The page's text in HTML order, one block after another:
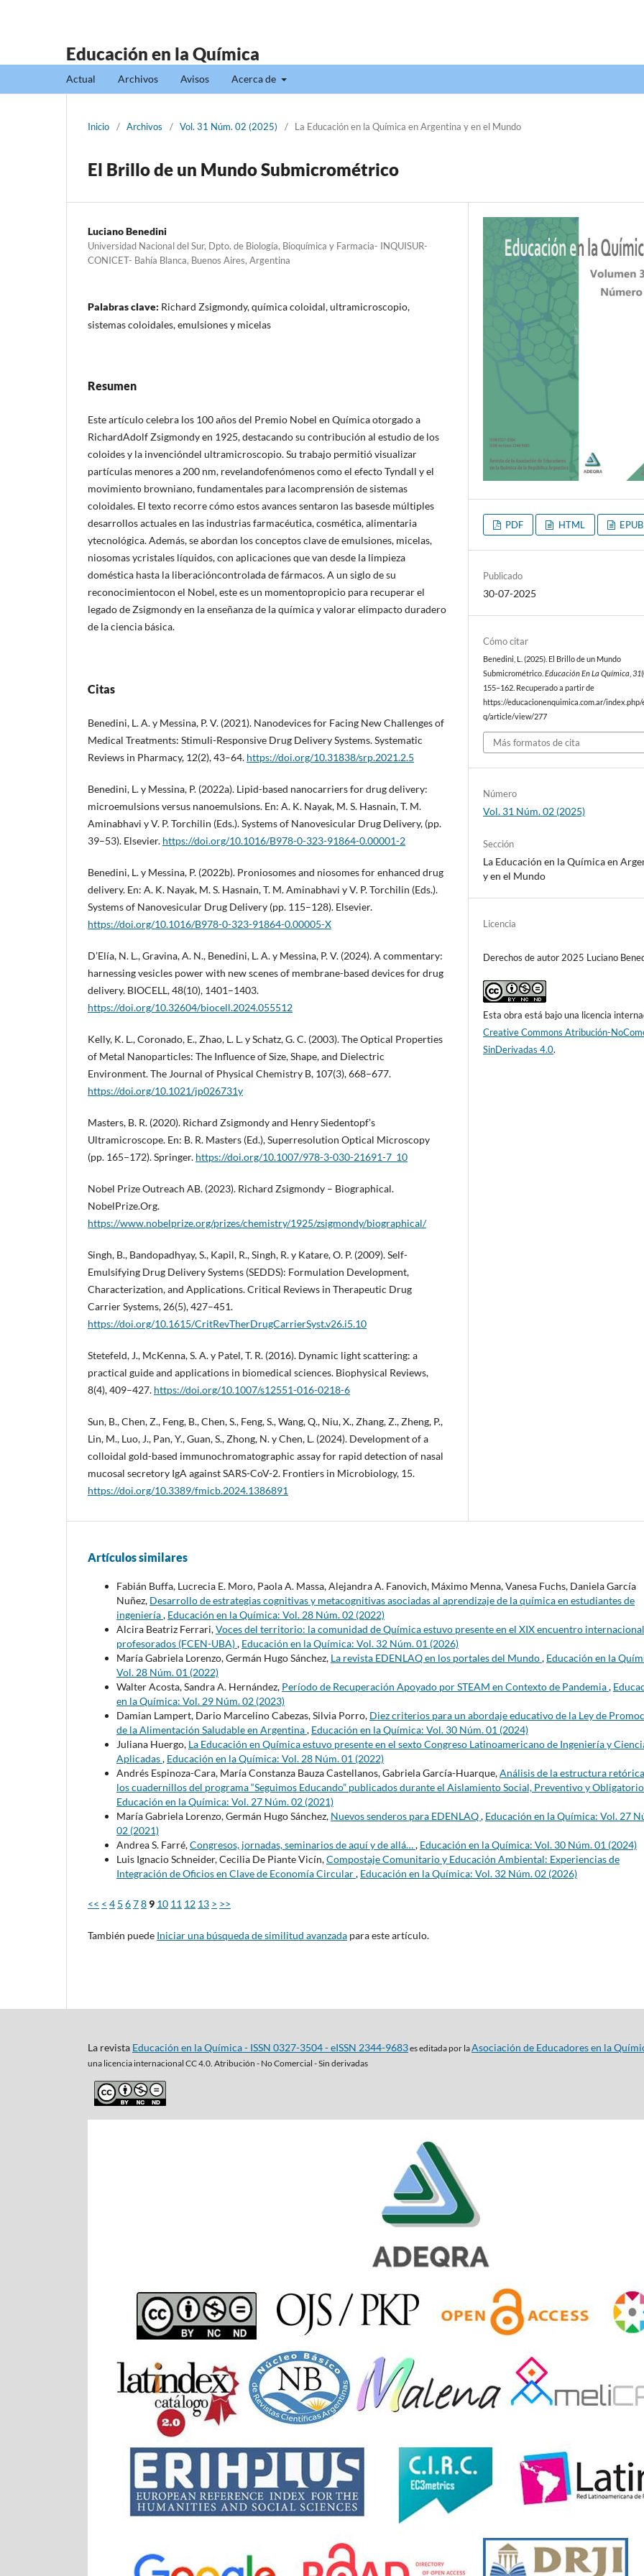
Educación en la Química
Actual Archivos Avisos Acerca de
Inicio / Archivos / Vol. 31 Núm. 02 (2025) / La Educación en la Química en Argentina y en el Mundo
El Brillo de un Mundo Submicrométrico
Luciano Benedini
Universidad Nacional del Sur, Dpto. de Biología, Bioquímica y Farmacia- INQUISUR-
CONICET- Bahía Blanca, Buenos Aires, Argentina
Palabras clave: Richard Zsigmondy, química coloidal, ultramicroscopio,
sistemas coloidales, emulsiones y micelas
Resumen
Este artículo celebra los 100 años del Premio Nobel en Química otorgado a
RichardAdolf Zsigmondy en 1925, destacando su contribución al estudio de los
coloides y la invencióndel ultramicroscopio. Su trabajo permitió visualizar
partículas menores a 200 nm, revelandofenómenos como el efecto Tyndall y el
movimiento browniano, fundamentales para lacomprensión de sistemas
coloidales. El texto recorre cómo estos avances sentaron las basesde múltiples
desarrollos actuales en las industrias farmacéutica, cosmética, alimentaria
ytecnológica. Además, se abordan los conceptos clave de emulsiones, micelas,
niosomas ycristales líquidos, con aplicaciones que van desde la limpieza
doméstica hasta la liberacióncontrolada de fármacos. A un siglo de su
reconocimientocon el Nobel, este es un momentopropicio para recuperar el
legado de Zsigmondy en la enseñanza de la química y valorar elimpacto duradero
de la ciencia básica.
Citas
Benedini, L. A. y Messina, P. V. (2021). Nanodevices for Facing New Challenges of
Medical Treatments: Stimuli-Responsive Drug Delivery Systems. Systematic
Reviews in Pharmacy, 12(2), 43–64. https://doi.org/10.31838/srp.2021.2.5
Benedini, L. y Messina, P. (2022a). Lipid-based nanocarriers for drug delivery:
microemulsions versus nanoemulsions. En: A. K. Nayak, M. S. Hasnain, T. M.
Aminabhavi y V. P. Torchilin (Eds.). Systems of Nanovesicular Drug Delivery, (pp.
39–53). Elsevier. https://doi.org/10.1016/B978-0-323-91864-0.00001-2
Benedini, L. y Messina, P. (2022b). Proniosomes and niosomes for enhanced drug
delivery. En: A. K. Nayak, M. S. Hasnain, T. M. Aminabhavi y V. P. Torchilin (Eds.).
Systems of Nanovesicular Drug Delivery (pp. 115–128). Elsevier.
https://doi.org/10.1016/B978-0-323-91864-0.00005-X
D’Elía, N. L., Gravina, A. N., Benedini, L. A. y Messina, P. V. (2024). A commentary:
harnessing vesicles power with new scenes of membrane-based devices for drug
delivery. BIOCELL, 48(10), 1401–1403.
https://doi.org/10.32604/biocell.2024.055512
Kelly, K. L., Coronado, E., Zhao, L. L. y Schatz, G. C. (2003). The Optical Properties
of Metal Nanoparticles: The Influence of Size, Shape, and Dielectric
Environment. The Journal of Physical Chemistry B, 107(3), 668–677.
https://doi.org/10.1021/jp026731y
Masters, B. R. (2020). Richard Zsigmondy and Henry Siedentopf’s
Ultramicroscope. En: B. R. Masters (Ed.), Superresolution Optical Microscopy
(pp. 165–172). Springer. https://doi.org/10.1007/978-3-030-21691-7_10
Nobel Prize Outreach AB. (2023). Richard Zsigmondy – Biographical.
NobelPrize.Org.
https://www.nobelprize.org/prizes/chemistry/1925/zsigmondy/biographical/
Singh, B., Bandopadhyay, S., Kapil, R., Singh, R. y Katare, O. P. (2009). Self-
Emulsifying Drug Delivery Systems (SEDDS): Formulation Development,
Characterization, and Applications. Critical Reviews in Therapeutic Drug
Carrier Systems, 26(5), 427–451.
https://doi.org/10.1615/CritRevTherDrugCarrierSyst.v26.i5.10
Stetefeld, J., McKenna, S. A. y Patel, T. R. (2016). Dynamic light scattering: a
practical guide and applications in biomedical sciences. Biophysical Reviews,
8(4), 409–427. https://doi.org/10.1007/s12551-016-0218-6
Sun, B., Chen, Z., Feng, B., Chen, S., Feng, S., Wang, Q., Niu, X., Zhang, Z., Zheng, P.,
Lin, M., Luo, J., Pan, Y., Guan, S., Zhong, N. y Chen, L. (2024). Development of a
colloidal gold-based immunochromatographic assay for rapid detection of nasal
mucosal secretory IgA against SARS-CoV-2. Frontiers in Microbiology, 15.
https://doi.org/10.3389/fmicb.2024.1386891
PDF HTML EPUB
Publicado
30-07-2025
Cómo citar
Benedini, L. (2025). El Brillo de un Mundo
Submicrométrico.Educación En La Química ,31
155–162. Recuperado a partir de
https://educacionenquimica.com.ar/index.php/
q/article/view/277
Más formatos de cita
Número
Vol. 31 Núm. 02 (2025)
Sección
La Educación en la Química en
y en el Mundo
Licencia
Derechos de autor 2025 Luciano
Esta obra está bajo una licencia
Creative Commons Atribución-
SinDerivadas 4.0.
Artículos similares
Fabián Buffa, Lucrecia E. Moro, Paola A. Massa, Alejandra A. Fanovich, Máximo Menna, Vanesa Fuchs, Daniela García
Nuñez, Desarrollo de estrategias cognitivas y metacognitivas asociadas al aprendizaje de la química en estudiantes de
ingeniería, Educación en la Química: Vol. 28 Núm. 02 (2022)
Alcira Beatriz Ferrari,Voces del territorio: la comunidad de Química estuvo presente en el XIX encuentro
profesorados (FCEN-UBA), Educación en la Química: Vol. 32 Núm. 01 (2026)
María Gabriela Lorenzo, Germán Hugo Sánchez, La revista EDENLAQ en los portales del Mundo, Educación en la
Vol. 28 Núm. 01 (2022)
Walter Acosta, Sandra A. Hernández, Período de Recuperación Apoyado por STEAM en Contexto de Pandemia,
en la Química: Vol. 29 Núm. 02 (2023)
Damian Lampert, Dario Marcelino Cabezas, Silvia Porro, Diez criterios para un abordaje educativo de la Ley de
de la Alimentación Saludable en Argentina, Educación en la Química: Vol. 30 Núm. 01 (2024)
Juliana Huergo, La Educación en Química estuvo presente en el sexto Congreso Latinoamericano de Ingeniería y
Aplicadas, Educación en la Química: Vol. 28 Núm. 01 (2022)
Andrés Espinoza-Cara, María Constanza Bauza Castellanos, Gabriela García-Huarque,Análisis de la estructura
los cuadernillos del programa “Seguimos Educando” publicados durante el Aislamiento Social, Preventivo y Obligatorio
Educación en la Química: Vol. 27 Núm. 02 (2021)
María Gabriela Lorenzo, Germán Hugo Sánchez, Nuevos senderos para EDENLAQ, Educación en la Química: Vol. 27
02 (2021)
Andrea S. Farré,Congresos, jornadas, seminarios de aquí y de allá…, Educación en la Química: Vol. 30 Núm. 01 (2024)
Luis Ignacio Schneider, Cecilia De Piante Vicín,Compostaje Comunitario y Educación Ambiental: Experiencias de
Integración de Oficios en Clave de Economía Circular, Educación en la Química: Vol. 32 Núm. 02 (2026)
<< < 4 5 6789 10 11 12 13 > >>
También puede Iniciar una búsqueda de similitud avanzada para este artículo.
La revista Educación en la Química - ISSN 0327-3504 - eISSN 2344-9683es editada por laAsociación de Educadores en la
una licencia internacional CC 4.0. Atribución - No Comercial - Sin derivadas